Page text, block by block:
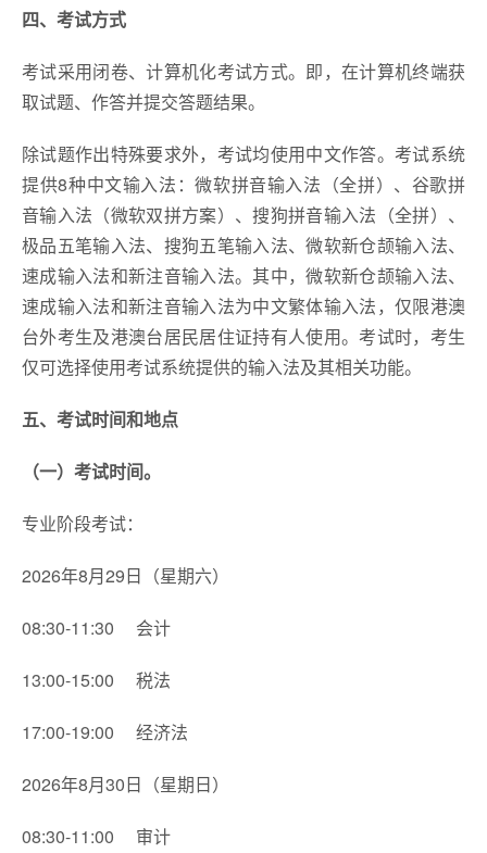
四、考试方式
考试采用闭卷、计算机化考试方式。即，在计算机终端获
取试题、作答并提交答题结果。
除试题作出特殊要求外，考试均使用中文作答。考试系统
提供8种中文输入法：微软拼音输入法（全拼）、谷歌拼
音输入法（微软双拼方案）、搜狗拼音输入法（全拼）、
极品五笔输入法、搜狗五笔输入法、微软新仓颉输入法、
速成输入法和新注音输入法。其中，微软新仓颉输入法、
速成输入法和新注音输入法为中文繁体输入法，仅限港澳
台外考生及港澳台居民居住证持有人使用。考试时，考生
仅可选择使用考试系统提供的输入法及其相关功能。
五、考试时间和地点
（一）考试时间。
专业阶段考试：
2026年8月29日（星期六）
08:30-11:30 会计
13:00-15:00 税法
17:00-19:00 经济法
2026年8月30日（星期日）
08:30-11:00 审计